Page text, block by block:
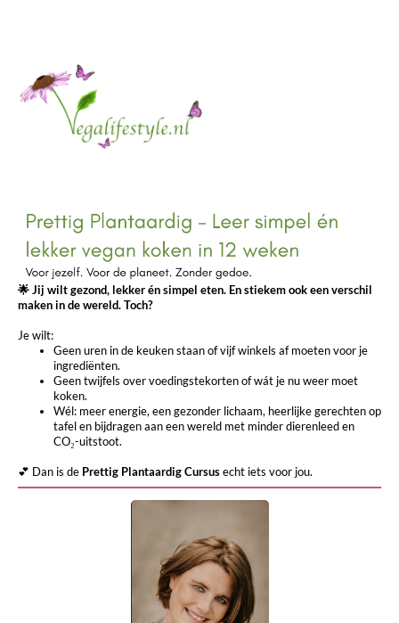
🌟 Jij wilt gezond, lekker én simpel eten. En stiekem ook een verschil
maken in de wereld. Toch?
Je wilt:
Geen uren in de keuken staan of vijf winkels af moeten voor je
ingrediënten.
Geen twijfels over voedingstekorten of wát je nu weer moet
koken.
Wél: meer energie, een gezonder lichaam, heerlijke gerechten op
tafel en bijdragen aan een wereld met minder dierenleed en
CO₂-uitstoot.
💕 Dan is de Prettig Plantaardig Cursusecht iets voor jou.